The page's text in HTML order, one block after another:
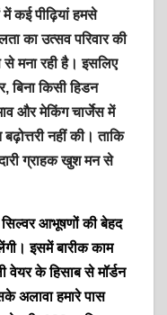
कई पीढ़ियां हमसे
का उत्सव परिवार की
से मना रही है। इसलिए
किसी हिडन
और मेकिंग चार्जेस में
नहीं की। ताकि
ग्राहक खुश मन से
आभूषणों की बेहद
इसमें बारीक काम
के हिसाब से मॉर्डन
अलावा हमारे पास